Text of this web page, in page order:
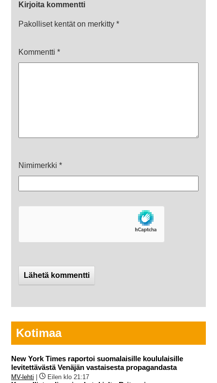
Kirjoita kommentti
Pakolliset kentät on merkitty *
Kommentti *
Nimimerkki *
Kotimaa
New York Times raportoi suomalaisille koululaisille
levitettävästä Venäjän vastaisesta propagandasta
MV-lehti Eilen klo 21:17